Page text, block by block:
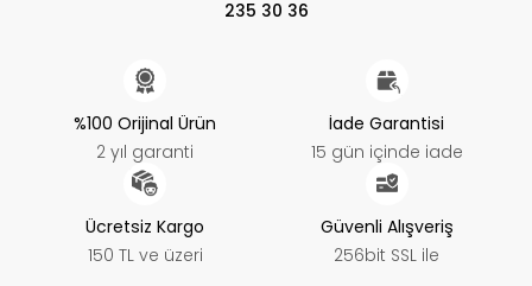
235 30 36
%100 Orijinal Ürün
2 yıl garanti
İade Garantisi
15 gün içinde iade
Ücretsiz Kargo
150 TL ve üzeri
Güvenli Alışveriş
256bit SSL ile